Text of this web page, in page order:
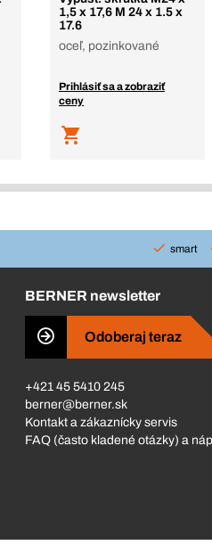
1,5 x 17,6 M 24 x 1.5 x
17.6
oceľ, pozinkované
Prihlásiť sa a zobraziť
ceny
smart
BERNER newsletter
Odoberaj teraz
+421 45 5410 245
berner@berner.sk
Kontakt a zákaznícky servis
FAQ (často kladené otázky) a